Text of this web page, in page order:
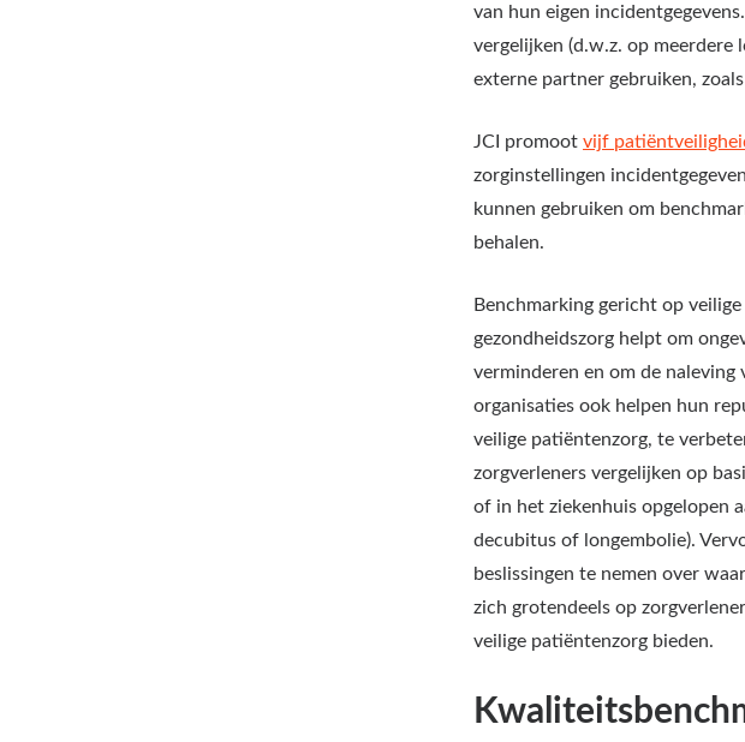
van hun eigen
vergelijken (d.w.z. op meerdere
externe partner gebruiken,
JCI promoot vijf
zorginstellingen
kunnen gebruiken om
behalen.
Benchmarking gericht op
gezondheidszorg helpt om
verminderen en om de
organisaties ook helpen hun
veilige patiëntenzorg, te
zorgverleners vergelijken op
of in het ziekenhuis opgelopen
decubitus of longembolie).
beslissingen te nemen over
zich grotendeels op
veilige patiëntenzorg bieden.